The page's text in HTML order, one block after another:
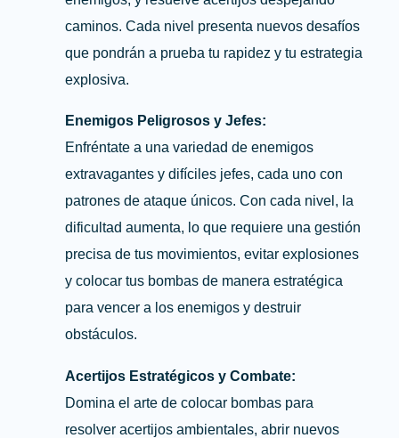
caminos. Cada nivel presenta nuevos desafíos
que pondrán a prueba tu rapidez y tu estrategia
explosiva.
Enemigos Peligrosos y Jefes:
Enfréntate a una variedad de enemigos
extravagantes y difíciles jefes, cada uno con
patrones de ataque únicos. Con cada nivel, la
dificultad aumenta, lo que requiere una gestión
precisa de tus movimientos, evitar explosiones
y colocar tus bombas de manera estratégica
para vencer a los enemigos y destruir
obstáculos.
Acertijos Estratégicos y Combate:
Domina el arte de colocar bombas para
resolver acertijos ambientales, abrir nuevos